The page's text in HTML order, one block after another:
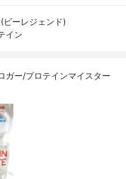
ビーレジェンド)
イン
ガー/プロテインマイスター